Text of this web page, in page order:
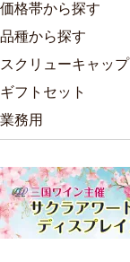
価格帯から探す
品種から探す
スクリューキャップ
ギフトセット
業務用